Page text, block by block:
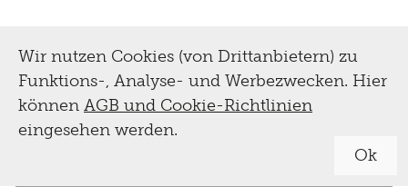
Wir nutzen Cookies (von Drittanbietern) zu
Funktions-, Analyse- und Werbezwecken. Hier
können AGB und Cookie-Richtlinien
eingesehen werden.
Ok